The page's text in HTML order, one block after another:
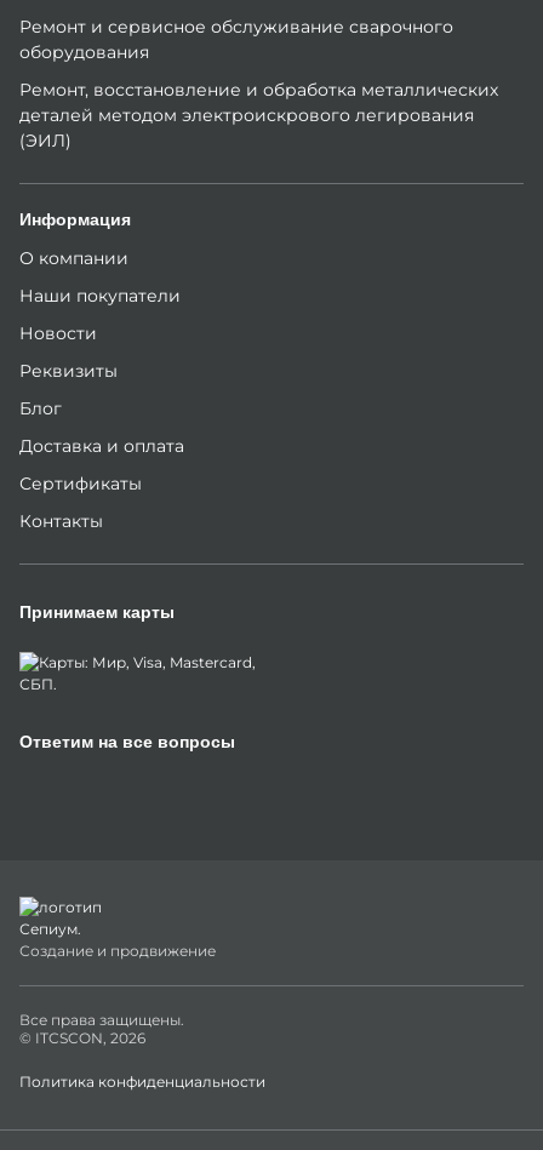
Ремонт и сервисное обслуживание сварочного
оборудования
Ремонт, восстановление и обработка металлических
деталей методом электроискрового легирования
(ЭИЛ)
Информация
О компании
Наши покупатели
Новости
Реквизиты
Блог
Доставка и оплата
Сертификаты
Контакты
Принимаем карты
Ответим на все вопросы
Все права защищены.
© ITCSCON, 2026
Политика конфиденциальности
Создание и продвижение